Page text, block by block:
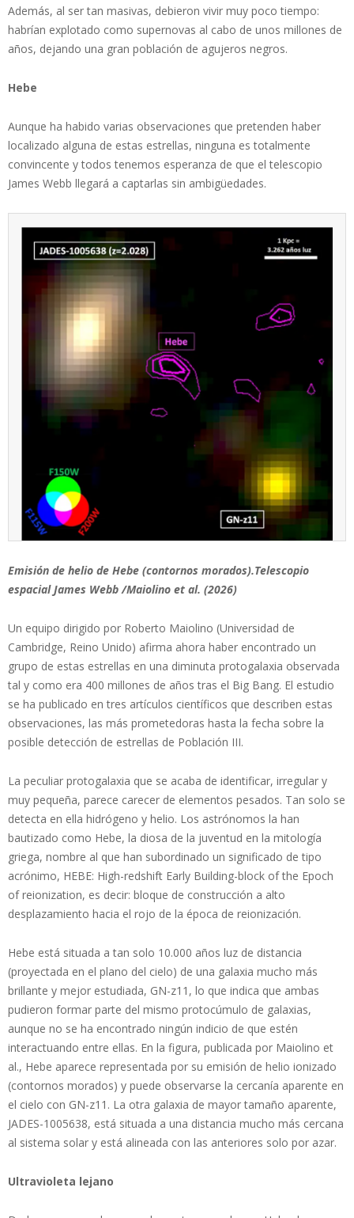
Además, al ser tan masivas, debieron vivir muy poco tiempo:
habrían explotado como supernovas al cabo de unos millones de
años, dejando una gran población de agujeros negros.
Hebe
Aunque ha habido varias observaciones que pretenden haber
localizado alguna de estas estrellas, ninguna es totalmente
convincente y todos tenemos esperanza de que el telescopio
James Webb llegará a captarlas sin ambigüedades.
Emisión de helio de Hebe (contornos morados).Telescopio
espacial James Webb /Maiolino et al. (2026)
Un equipo dirigido por Roberto Maiolino (Universidad de
Cambridge, Reino Unido) afirma ahora haber encontrado un
grupo de estas estrellas en una diminuta protogalaxia observada
tal y como era 400 millones de años tras el Big Bang. El estudio
se ha publicado en tres artículos científicos que describen estas
observaciones, las más prometedoras hasta la fecha sobre la
posible detección de estrellas de Población III.
La peculiar protogalaxia que se acaba de identificar, irregular y
muy pequeña, parece carecer de elementos pesados. Tan solo se
detecta en ella hidrógeno y helio. Los astrónomos la han
bautizado como Hebe, la diosa de la juventud en la mitología
griega, nombre al que han subordinado un significado de tipo
acrónimo, HEBE: High-redshift Early Building-block of the Epoch
of reionization, es decir: bloque de construcción a alto
desplazamiento hacia el rojo de la época de reionización.
Hebe está situada a tan solo 10.000 años luz de distancia
(proyectada en el plano del cielo) de una galaxia mucho más
brillante y mejor estudiada, GN-z11, lo que indica que ambas
pudieron formar parte del mismo protocúmulo de galaxias,
aunque no se ha encontrado ningún indicio de que estén
interactuando entre ellas. En la figura, publicada por Maiolino et
al., Hebe aparece representada por su emisión de helio ionizado
(contornos morados) y puede observarse la cercanía aparente en
el cielo con GN-z11. La otra galaxia de mayor tamaño aparente,
JADES-1005638, está situada a una distancia mucho más cercana
al sistema solar y está alineada con las anteriores solo por azar.
Ultravioleta lejano